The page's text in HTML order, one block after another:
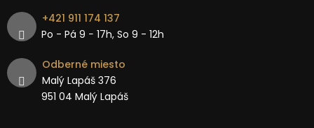
+421 911 174 137
Po - Pá 9 − 17h, So 9 - 12h
Odberné miesto
Malý Lapáš 376
951 04 Malý Lapáš